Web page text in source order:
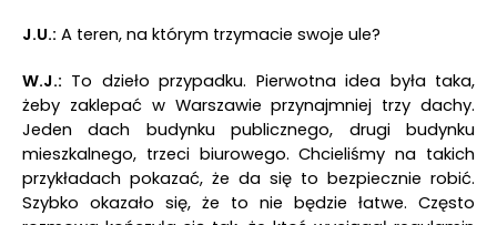
J.U.: A teren, na którym trzymacie swoje ule?
W.J.: To dzieło przypadku. Pierwotna idea była taka,
żeby zaklepać w Warszawie przynajmniej trzy dachy.
Jeden dach budynku publicznego, drugi budynku
mieszkalnego, trzeci biurowego. Chcieliśmy na takich
przykładach pokazać, że da się to bezpiecznie robić.
Szybko okazało się, że to nie będzie łatwe. Często